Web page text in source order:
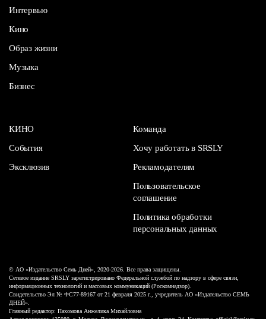
Интервью
Кино
Образ жизни
Музыка
Бизнес
КИНО
События
Эксклюзив
Команда
Хочу работать в SRSLY
Рекламодателям
Пользовательское
соглашение
Политика обработки
персональных данных
© АО «Издательство Семь Дней», 2020-2026. Все права защищены.
Сетевое издание SRSLY зарегистрировано Федеральной службой по надзору в сфере связи,
информационных технологий и массовых коммуникаций (Роскомнадзор).
Свидетельство Эл № ФС77-89167 от 21 февраля 2025 г., учредитель АО «Издательство СЕМЬ
ДНЕЙ».
Главный редактор: Пахомова Анжелика Михайловна